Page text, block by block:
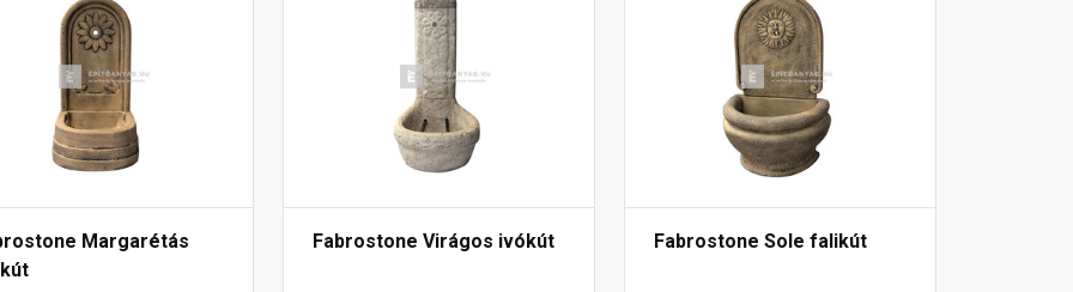
Margarétás
Fabrostone Virágos ivókút Fabrostone Sole falikút